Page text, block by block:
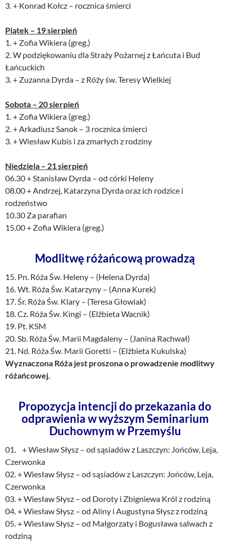
3. + Konrad Kołcz – rocznica śmierci
Piątek – 19 sierpień
1. + Zofia Wikiera (greg.)
2. W podziękowaniu dla Straży Pożarnej z Łańcuta i Bud
Łańcuckich
3. + Zuzanna Dyrda – z Róży św. Teresy Wielkiej
Sobota – 20 sierpień
1. + Zofia Wikiera (greg.)
2. + Arkadiusz Sanok – 3 rocznica śmierci
3. + Wiesław Kubis i za zmarłych z rodziny
Niedziela – 21 sierpień
06.30 + Stanisław Dyrda – od córki Heleny
08.00 + Andrzej, Katarzyna Dyrda oraz ich rodzice i
rodzeństwo
10.30 Za parafian
15.00 + Zofia Wikiera (greg.)
Modlitwę różańcową prowadzą
15. Pn. Róża Św. Heleny – (Helena Dyrda)
16. Wt. Róża Św. Katarzyny – (Anna Kurek)
17. Śr. Róża Św. Klary – (Teresa Głowiak)
18. Cz. Róża Św. Kingi – (Elżbieta Wacnik)
19. Pt. KSM
20. Sb. Róża Św. Marii Magdaleny – (Janina Rachwał)
21. Nd. Róża Św. Marii Goretti – (Elżbieta Kukulska)
Wyznaczona Róża jest proszona o prowadzenie modlitwy
różańcowej.
Propozycja intencji do przekazania do
odprawienia w wyższym Seminarium
Duchownym w Przemyślu
01. + Wiesław Słysz – od sąsiadów z Laszczyn: Jońców, Leja,
Czerwonka
02. + Wiesław Słysz – od sąsiadów z Laszczyn: Jońców, Leja,
Czerwonka
03. + Wiesław Słysz – od Doroty i Zbigniewa Król z rodziną
04. + Wiesław Słysz – od Aliny i Augustyna Słysz z rodziną
05. + Wiesław Słysz – od Małgorzaty i Bogusława salwach z
rodziną